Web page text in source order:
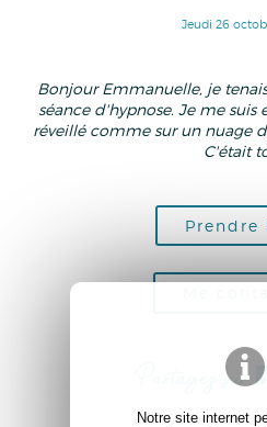
Notre site internet
Jeudi 26
Bonjour Emmanuelle, je
séance d'hypnose. Je me
réveillé comme sur un nuage
C'était
Prendre
Partagez sur